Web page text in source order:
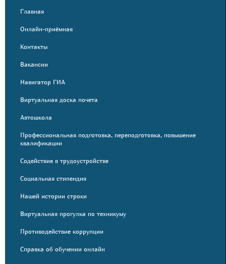
Главная
Онлайн-приёмная
Контакты
Вакансии
Навигатор ГИА
Виртуальная доска почета
Автошкола
Профессиональная подготовка, переподготовка, повышение
квалификации
Содействие в трудоустройстве
Социальная стипендия
Нашей истории строки
Виртуальная прогулка по техникуму
Противодействие коррупции
Справка об обучении онлайн